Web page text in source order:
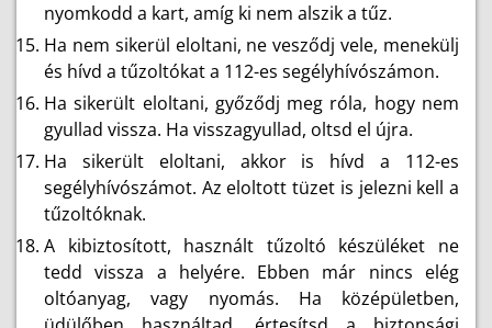
nyomkodd a kart, amíg ki nem alszik a tűz.
Ha nem sikerül eloltani, ne vesződj vele, menekülj
és hívd a tűzoltókat a 112-es segélyhívószámon.
Ha sikerült eloltani, győződj meg róla, hogy nem
gyullad vissza. Ha visszagyullad, oltsd el újra.
Ha sikerült eloltani, akkor is hívd a 112-es
segélyhívószámot. Az eloltott tüzet is jelezni kell a
tűzoltóknak.
A kibiztosított, használt tűzoltó készüléket ne
tedd vissza a helyére. Ebben már nincs elég
oltóanyag, vagy nyomás. Ha középületben,